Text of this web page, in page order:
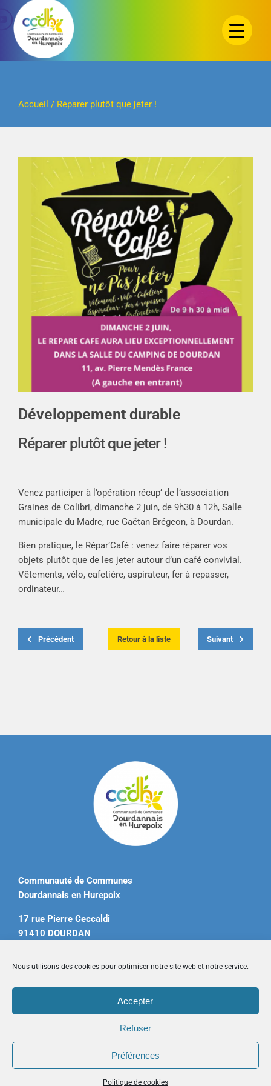
Nous utilisons des cookies pour optimiser notre site web et notre service.
Accepter
Refuser
Préférences
Politique de cookies
Passer
contenu
Accueil / Réparer plutôt que jeter !
Développement durable
Réparer plutôt que jeter !
Venez participer à l’opération récup’ de l’association
Graines de Colibri, dimanche 2 juin, de 9h30 à 12h, Salle
municipale du Madre, rue Gaëtan Brégeon, à Dourdan.
Bien pratique, le Répar’Café : venez faire réparer vos
objets plutôt que de les jeter autour d’un café convivial.
Vêtements, vélo, cafetière, aspirateur, fer à repasser,
ordinateur…
Précédent Retour à la liste Suivant
Communauté de Communes
Dourdannais en Hurepoix
17 rue Pierre Ceccaldi
91410 DOURDAN
contact@ccdourdannais.com
Accueil|Plan du site|Mentions légales|Contactez-nous
Copyright © 2026 CCDH. Tous droits réservés.